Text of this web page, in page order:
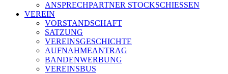
ANSPRECHPARTNER STOCKSCHIESSEN
VEREIN
VORSTANDSCHAFT
SATZUNG
VEREINSGESCHICHTE
AUFNAHMEANTRAG
BANDENWERBUNG
VEREINSBUS